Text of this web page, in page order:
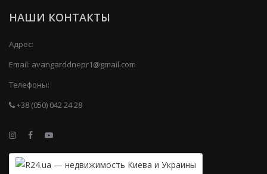
НАШИ КОНТАКТЫ
Адрес:
Email: avangarddnepr1@gmail.com
Телефоны:
+38 (050) 042 24 28